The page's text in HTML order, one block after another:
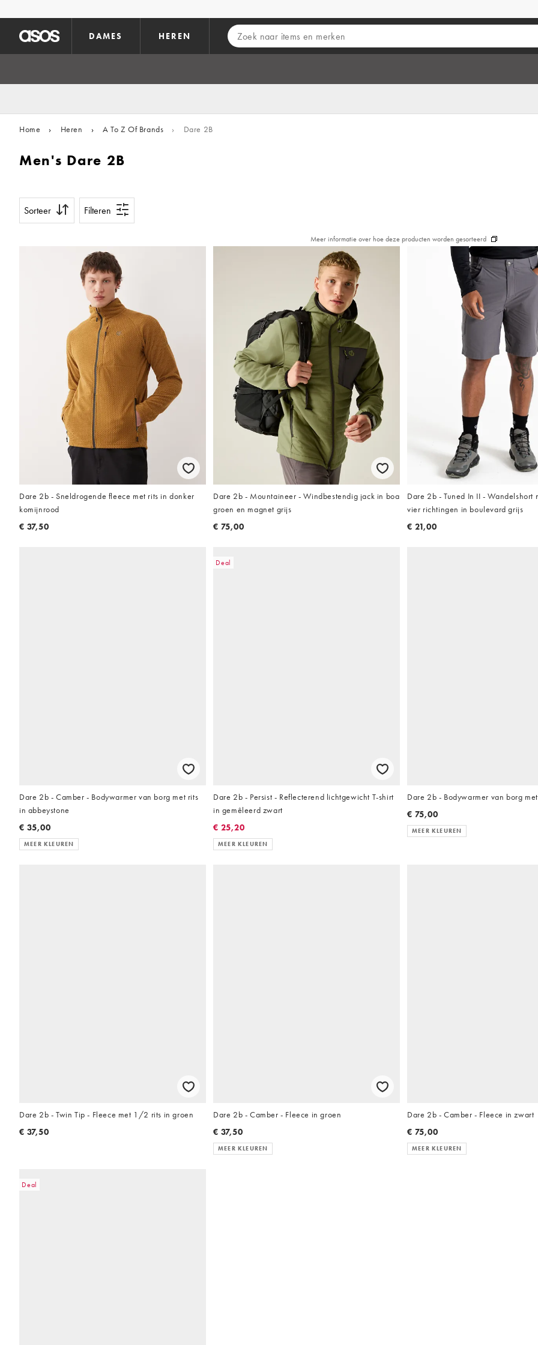
DAMES HEREN
Home › Heren › A To Z Of Brands › Dare 2B
Men's Dare 2B
Sorteer Filteren
Meer informatie over hoe deze producten worden gesorteerd
Dare 2b - Sneldrogende fleece met rits in donker
komijnrood
€ 37,50
Dare 2b - Mountaineer - Windbestendig jack in boa
groen en magnet grijs
€ 75,00
Dare 2b - Tuned In II - Wandelshort
vier richtingen in boulevard grijs
€ 21,00
Dare 2b - Camber - Bodywarmer van borg met rits
in abbeystone
€ 35,00
MEER KLEUREN
Deal
Dare 2b - Persist - Reflecterend lichtgewicht T-shirt
in gemêleerd zwart
€ 25,20
MEER KLEUREN
Dare 2b - Bodywarmer van borg
€ 75,00
MEER KLEUREN
Dare 2b - Twin Tip - Fleece met 1/2 rits in groen
€ 37,50
Dare 2b - Camber - Fleece in groen
€ 37,50
MEER KLEUREN
Dare 2b - Camber - Fleece in zwart
€ 75,00
MEER KLEUREN
Deal